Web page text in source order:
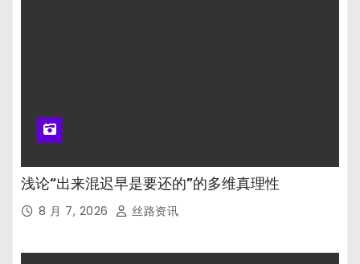
浅论“出来混迟早是要还的”的多维真理性
8 月 7, 2026 丝路资讯